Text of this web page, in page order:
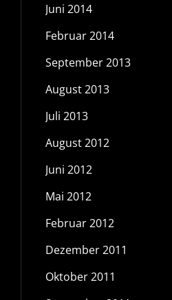
Juni 2014
Februar 2014
September 2013
August 2013
Juli 2013
August 2012
Juni 2012
Mai 2012
Februar 2012
Dezember 2011
Oktober 2011